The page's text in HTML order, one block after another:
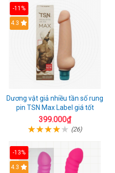
-11%
4.3
Dương vật giả nhiều tần số rung
pin TSN Max Label giá tốt
399.000₫
(26)
-13%
4.3